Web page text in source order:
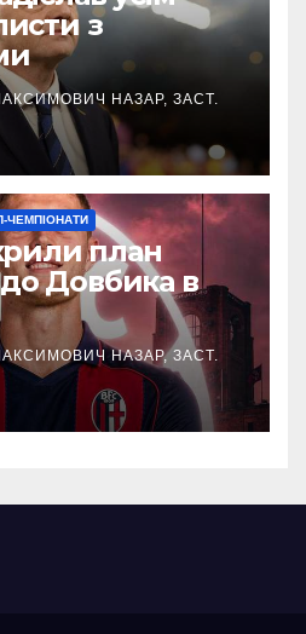
з
НАЗАР, ЗАСТ.
ЧЕМПІОНАТИ
план
Довбика в
НАЗАР, ЗАСТ.